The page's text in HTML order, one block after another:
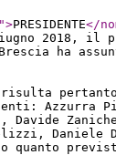
">PRESIDENTE</
2018, il
ha
pertanto
Davide
quanto